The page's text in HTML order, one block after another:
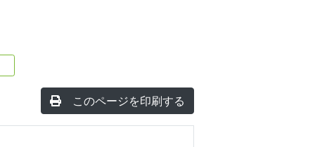
このページを印刷する